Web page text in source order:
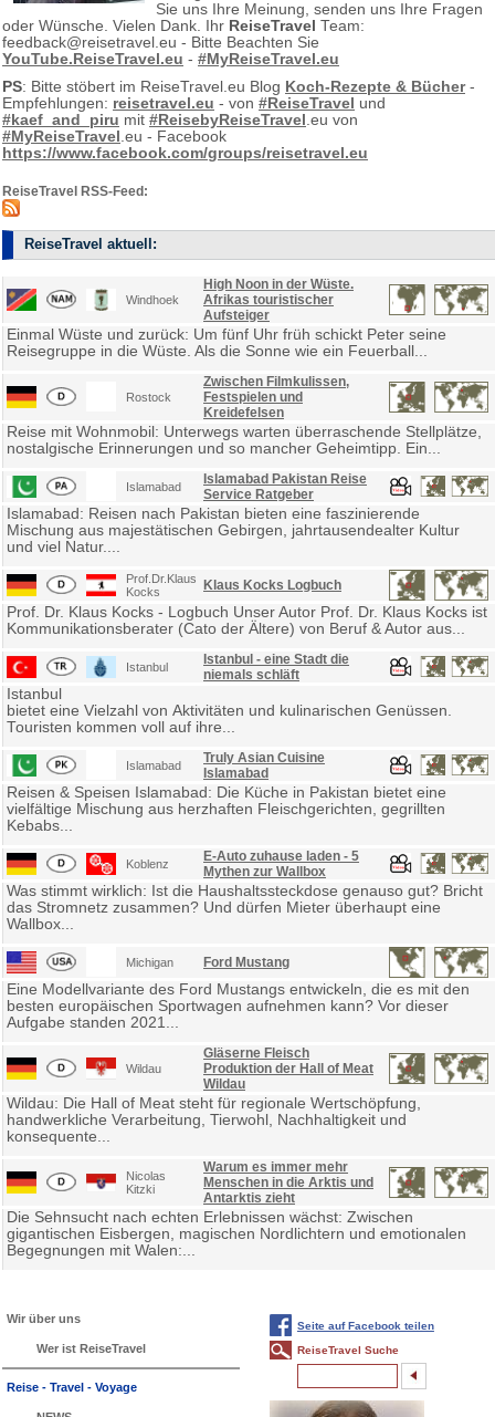
Sie uns Ihre Meinung, senden uns Ihre Fragen
oder Wünsche. Vielen Dank. Ihr ReiseTravel Team:
feedback@reisetravel.eu - Bitte Beachten Sie
YouTube.ReiseTravel.eu - #MyReiseTravel.eu
PS: Bitte stöbert im ReiseTravel.eu Blog Koch-Rezepte & Bücher-
Empfehlungen: reisetravel.eu - von #ReiseTravel und
#kaef_and_piru mit #ReisebyReiseTravel .eu von
#MyReiseTravel .eu - Facebook
https://www.facebook.com/groups/reisetravel.eu
ReiseTravel RSS-Feed:
ReiseTravel aktuell:
Windhoek
High Noon in der Wüste.
Afrikas touristischer
Aufsteiger
Einmal Wüste und zurück: Um fünf Uhr früh schickt Peter seine
Reisegruppe in die Wüste. Als die Sonne wie ein Feuerball...
Rostock
Zwischen Filmkulissen,
Festspielen und
Kreidefelsen
Reise mit Wohnmobil: Unterwegs warten überraschende Stellplätze,
nostalgische Erinnerungen und so mancher Geheimtipp. Ein...
Islamabad
Islamabad Pakistan Reise
Service Ratgeber
Islamabad: Reisen nach Pakistan bieten eine faszinierende
Mischung aus majestätischen Gebirgen, jahrtausendealter Kultur
und viel Natur....
Prof.Dr.Klaus
Kocks
Klaus Kocks Logbuch
Prof. Dr. Klaus Kocks - Logbuch Unser Autor Prof. Dr. Klaus Kocks ist
Kommunikationsberater (Cato der Ältere) von Beruf & Autor aus...
Istanbul
Istanbul - eine Stadt die
niemals schläft
Istanbul
bietet eine Vielzahl von Aktivitäten und kulinarischen Genüssen.
Touristen kommen voll auf ihre...
Islamabad
Truly Asian Cuisine
Islamabad
Reisen & Speisen Islamabad: Die Küche in Pakistan bietet eine
vielfältige Mischung aus herzhaften Fleischgerichten, gegrillten
Kebabs...
Koblenz
E-Auto zuhause laden - 5
Mythen zur Wallbox
Was stimmt wirklich: Ist die Haushaltssteckdose genauso gut? Bricht
das Stromnetz zusammen? Und dürfen Mieter überhaupt eine
Wallbox...
Michigan Ford Mustang
Eine Modellvariante des Ford Mustangs entwickeln, die es mit den
besten europäischen Sportwagen aufnehmen kann? Vor dieser
Aufgabe standen 2021...
Wildau
Gläserne Fleisch
Produktion der Hall of Meat
Wildau
Wildau: Die Hall of Meat steht für regionale Wertschöpfung,
handwerkliche Verarbeitung, Tierwohl, Nachhaltigkeit und
konsequente...
Nicolas
Kitzki
Warum es immer mehr
Menschen in die Arktis und
Antarktis zieht
Die Sehnsucht nach echten Erlebnissen wächst: Zwischen
gigantischen Eisbergen, magischen Nordlichtern und emotionalen
Begegnungen mit Walen:...
Wir über uns
Wer ist ReiseTravel
Reise - Travel - Voyage
Seite auf Facebook teilen
ReiseTravel Suche